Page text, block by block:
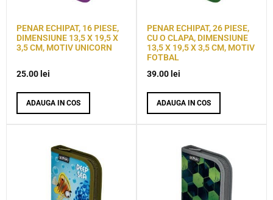
PENAR ECHIPAT, 16 PIESE,
DIMENSIUNE 13,5 X 19,5 X
3,5 CM, MOTIV UNICORN
25.00 lei
ADAUGA IN COS
PENAR ECHIPAT, 26 PIESE,
CU O CLAPA, DIMENSIUNE
13,5 X 19,5 X 3,5 CM, MOTIV
FOTBAL
39.00 lei
ADAUGA IN COS